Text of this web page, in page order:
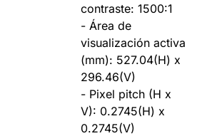
contraste: 1500:1
- Área de
visualización activa
(mm): 527.04(H) x
296.46(V)
- Pixel pitch (H x
V): 0.2745(H) x
0.2745(V)